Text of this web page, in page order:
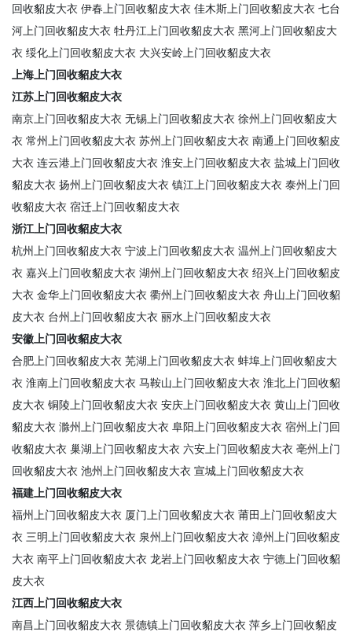
回收貂皮大衣 伊春上门回收貂皮大衣 佳木斯上门回收貂皮大衣 七台
河上门回收貂皮大衣 牡丹江上门回收貂皮大衣 黑河上门回收貂皮大
衣 绥化上门回收貂皮大衣 大兴安岭上门回收貂皮大衣
上海上门回收貂皮大衣
江苏上门回收貂皮大衣
南京上门回收貂皮大衣 无锡上门回收貂皮大衣 徐州上门回收貂皮大
衣 常州上门回收貂皮大衣 苏州上门回收貂皮大衣 南通上门回收貂皮
大衣 连云港上门回收貂皮大衣 淮安上门回收貂皮大衣 盐城上门回收
貂皮大衣 扬州上门回收貂皮大衣 镇江上门回收貂皮大衣 泰州上门回
收貂皮大衣 宿迁上门回收貂皮大衣
浙江上门回收貂皮大衣
杭州上门回收貂皮大衣 宁波上门回收貂皮大衣 温州上门回收貂皮大
衣 嘉兴上门回收貂皮大衣 湖州上门回收貂皮大衣 绍兴上门回收貂皮
大衣 金华上门回收貂皮大衣 衢州上门回收貂皮大衣 舟山上门回收貂
皮大衣 台州上门回收貂皮大衣 丽水上门回收貂皮大衣
安徽上门回收貂皮大衣
合肥上门回收貂皮大衣 芜湖上门回收貂皮大衣 蚌埠上门回收貂皮大
衣 淮南上门回收貂皮大衣 马鞍山上门回收貂皮大衣 淮北上门回收貂
皮大衣 铜陵上门回收貂皮大衣 安庆上门回收貂皮大衣 黄山上门回收
貂皮大衣 滁州上门回收貂皮大衣 阜阳上门回收貂皮大衣 宿州上门回
收貂皮大衣 巢湖上门回收貂皮大衣 六安上门回收貂皮大衣 亳州上门
回收貂皮大衣 池州上门回收貂皮大衣 宣城上门回收貂皮大衣
福建上门回收貂皮大衣
福州上门回收貂皮大衣 厦门上门回收貂皮大衣 莆田上门回收貂皮大
衣 三明上门回收貂皮大衣 泉州上门回收貂皮大衣 漳州上门回收貂皮
大衣 南平上门回收貂皮大衣 龙岩上门回收貂皮大衣 宁德上门回收貂
皮大衣
江西上门回收貂皮大衣
南昌上门回收貂皮大衣 景德镇上门回收貂皮大衣 萍乡上门回收貂皮